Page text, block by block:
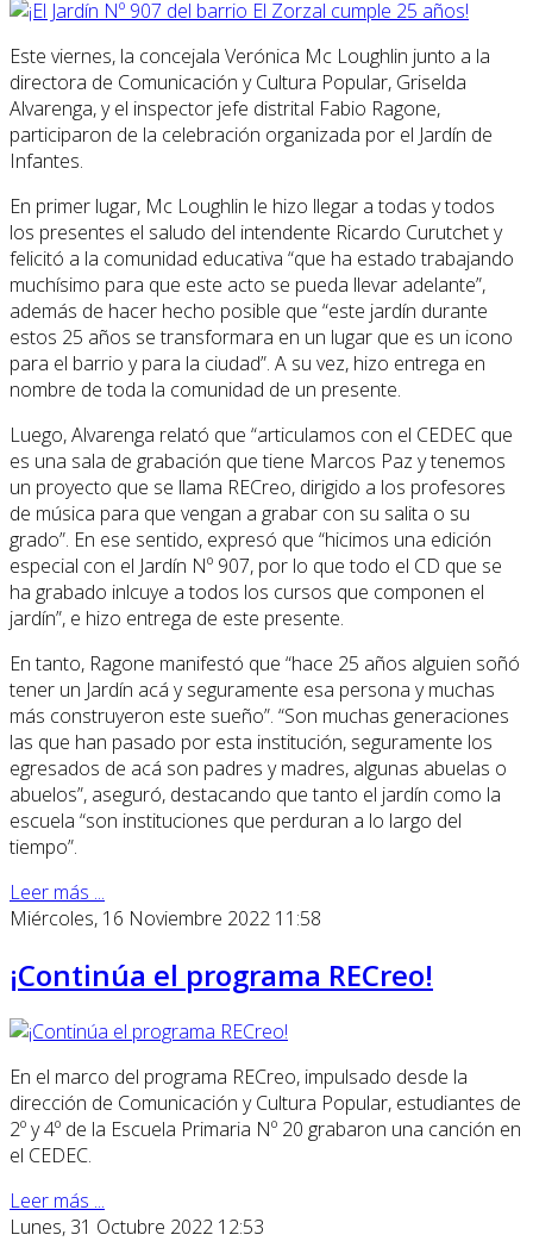
Este viernes, la concejala Verónica Mc Loughlin junto a la
directora de Comunicación y Cultura Popular, Griselda
Alvarenga, y el inspector jefe distrital Fabio Ragone,
participaron de la celebración organizada por el Jardín de
Infantes.
En primer lugar, Mc Loughlin le hizo llegar a todas y todos
los presentes el saludo del intendente Ricardo Curutchet y
felicitó a la comunidad educativa “que ha estado trabajando
muchísimo para que este acto se pueda llevar adelante”,
además de hacer hecho posible que “este jardín durante
estos 25 años se transformara en un lugar que es un icono
para el barrio y para la ciudad”. A su vez, hizo entrega en
nombre de toda la comunidad de un presente.
Luego, Alvarenga relató que “articulamos con el CEDEC que
es una sala de grabación que tiene Marcos Paz y tenemos
un proyecto que se llama RECreo, dirigido a los profesores
de música para que vengan a grabar con su salita o su
grado”. En ese sentido, expresó que “hicimos una edición
especial con el Jardín Nº 907, por lo que todo el CD que se
ha grabado inlcuye a todos los cursos que componen el
jardín”, e hizo entrega de este presente.
En tanto, Ragone manifestó que “hace 25 años alguien soñó
tener un Jardín acá y seguramente esa persona y muchas
más construyeron este sueño”. “Son muchas generaciones
las que han pasado por esta institución, seguramente los
egresados de acá son padres y madres, algunas abuelas o
abuelos”, aseguró, destacando que tanto el jardín como la
escuela “son instituciones que perduran a lo largo del
tiempo”.
Leer más ...
Miércoles, 16 Noviembre 2022 11:58
¡Continúa el programa RECreo!
En el marco del programa RECreo, impulsado desde la
dirección de Comunicación y Cultura Popular, estudiantes de
2º y 4º de la Escuela Primaria Nº 20 grabaron una canción en
el CEDEC.
Leer más ...
Lunes, 31 Octubre 2022 12:53